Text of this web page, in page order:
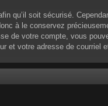
qu’il soit sécurisé.
à le conservez
de votre compte, vous
et votre adresse de